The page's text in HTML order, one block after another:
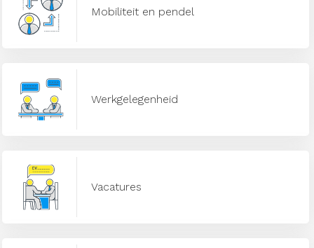
Mobiliteit en pendel
Werkgelegenheid
Vacatures